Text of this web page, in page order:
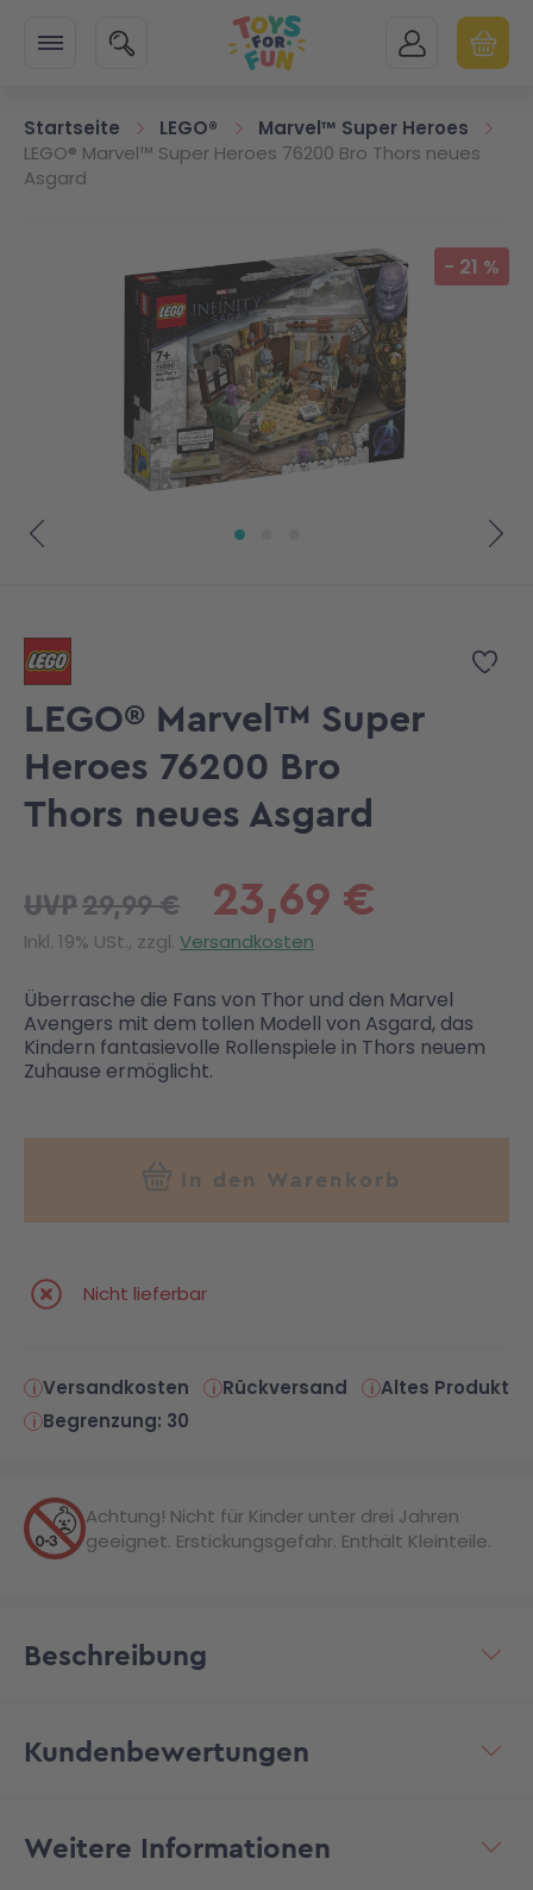
SUCHE MEIN KONTO
Startseite LEGO®
Marvel™ Super Heroes
LEGO® Marvel™ Super Heroes 76200 Bro Thors neues
Asgard
Zum Ende der Bildgalerie springen - 21 %
Zur
LEGO® Marvel™ Super
Heroes 76200 Bro
Thors neues Asgard
23,69 €
UVP29,99 €
Inkl. 19% USt., zzgl. Versandkosten
Überrasche die Fans von Thor und den Marvel
Avengers mit dem tollen Modell von Asgard, das
Kindern fantasievolle Rollenspiele in Thors neuem
Zuhause ermöglicht.
In den Warenkorb
Nicht lieferbar
Versandkosten Rückversand
Altes Produkt
Begrenzung: 30
Achtung! Nicht für Kinder unter drei Jahren
geeignet. Erstickungsgefahr. Enthält Kleinteile.
Beschreibung
Kundenbewertungen
Weitere Informationen